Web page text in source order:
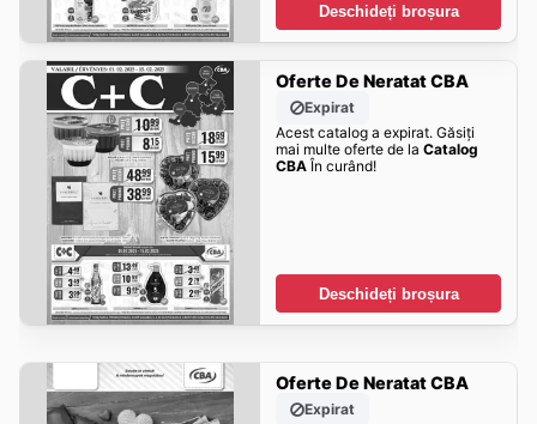
Deschideți broșura
Oferte De Neratat CBA
Expirat
Acest catalog a expirat. Găsiți
mai multe oferte de la Catalog
CBAÎn curând!
Deschideți broșura
Oferte De Neratat CBA
Expirat